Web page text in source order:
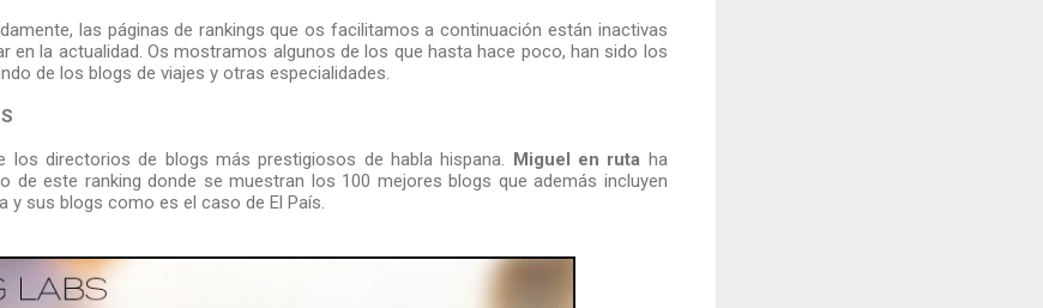
las páginas de rankings que os facilitamos a continuación están inactivas
en la actualidad. Os mostramos algunos de los que hasta hace poco, han sido los
de los blogs de viajes y otras especialidades.
los directorios de blogs más prestigiosos de habla hispana. Miguel en ruta ha
de este ranking donde se muestran los 100 mejores blogs que además incluyen
y sus blogs como es el caso de El País.